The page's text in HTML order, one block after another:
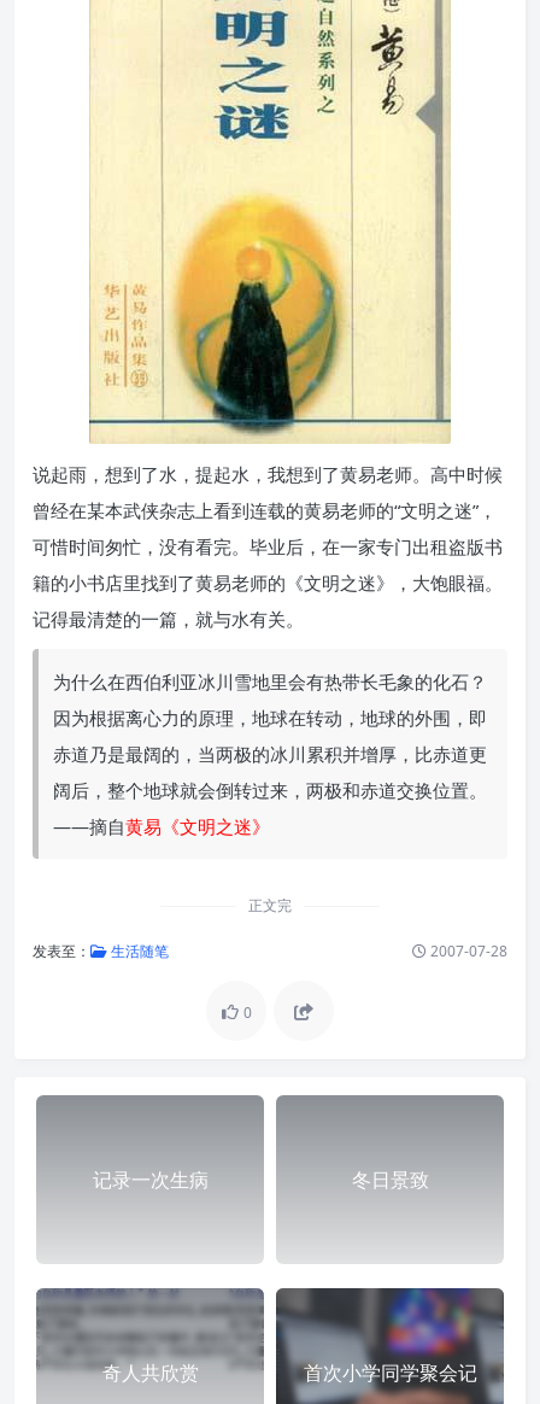
说起雨，想到了水，提起水，我想到了黄易老师。高中时候
曾经在某本武侠杂志上看到连载的黄易老师的“文明之迷”，
可惜时间匆忙，没有看完。毕业后，在一家专门出租盗版书
籍的小书店里找到了黄易老师的《文明之迷》，大饱眼福。
记得最清楚的一篇，就与水有关。
为什么在西伯利亚冰川雪地里会有热带长毛象的化石？
因为根据离心力的原理，地球在转动，地球的外围，即
赤道乃是最阔的，当两极的冰川累积并增厚，比赤道更
阔后，整个地球就会倒转过来，两极和赤道交换位置。
——摘自黄易《文明之迷》
正文完
发表至： 生活随笔 2007-07-28
0
记录一次生病 冬日景致
奇人共欣赏 首次小学同学聚会记